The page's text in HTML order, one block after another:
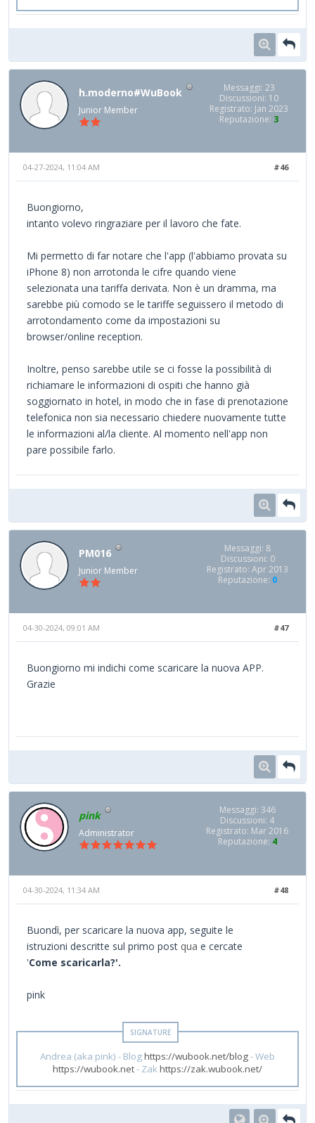
h.moderno#WuBook
Junior Member
Messaggi: 23
Discussioni: 10
Registrato: Jan 2023
Reputazione: 3
#46
04-27-2024, 11:04 AM
Buongiorno,
intanto volevo ringraziare per il lavoro che fate.
Mi permetto di far notare che l'app (l'abbiamo provata su
iPhone 8) non arrotonda le cifre quando viene
selezionata una tariffa derivata. Non è un dramma, ma
sarebbe più comodo se le tariffe seguissero il metodo di
arrotondamento come da impostazioni su
browser/online reception.
Inoltre, penso sarebbe utile se ci fosse la possibilità di
richiamare le informazioni di ospiti che hanno già
soggiornato in hotel, in modo che in fase di prenotazione
telefonica non sia necessario chiedere nuovamente tutte
le informazioni al/la cliente. Al momento nell'app non
pare possibile farlo.
PM016
Junior Member
Messaggi: 8
Discussioni: 0
Registrato: Apr 2013
Reputazione: 0
#47
04-30-2024, 09:01 AM
Buongiorno mi indichi come scaricare la nuova APP.
Grazie
pink
Administrator
Messaggi: 346
Discussioni: 4
Registrato: Mar 2016
Reputazione: 4
#48
04-30-2024, 11:34 AM
Buondì, per scaricare la nuova app, seguite le
istruzioni descritte sul primo post qua e cercate
'Come scaricarla?'.
pink
Andrea (aka pink) - Bloghttps://wubook.net/blog- Web
https://wubook.net- Zakhttps://zak.wubook.net/